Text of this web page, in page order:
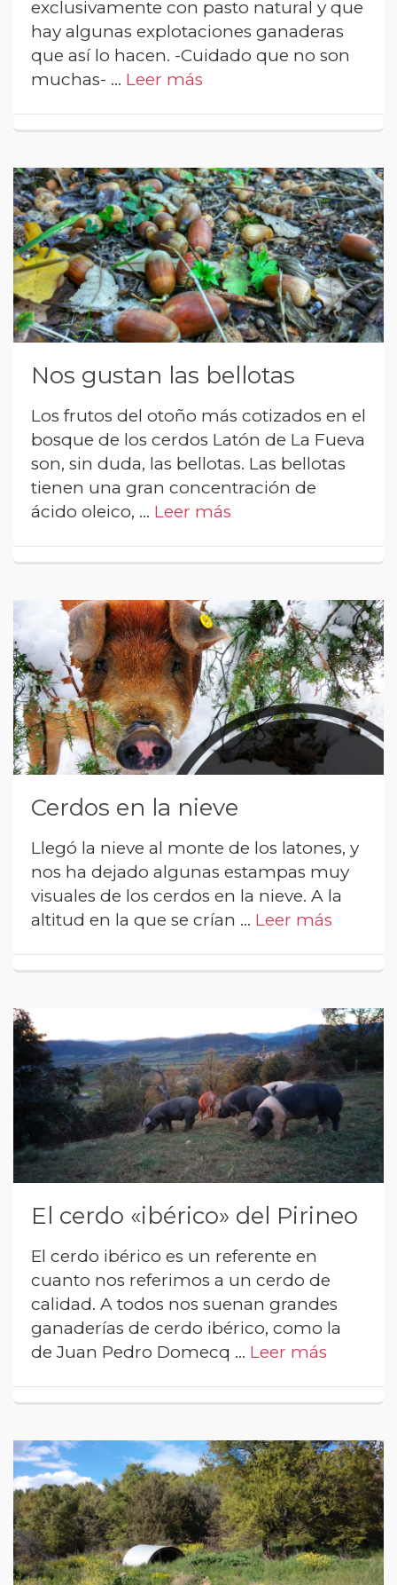
exclusivamente con pasto natural y que
hay algunas explotaciones ganaderas
que así lo hacen. -Cuidado que no son
muchas- … Leer más
Nos gustan las bellotas
Los frutos del otoño más cotizados en el
bosque de los cerdos Latón de La Fueva
son, sin duda, las bellotas. Las bellotas
tienen una gran concentración de
ácido oleico, … Leer más
Cerdos en la nieve
Llegó la nieve al monte de los latones, y
nos ha dejado algunas estampas muy
visuales de los cerdos en la nieve. A la
altitud en la que se crían … Leer más
El cerdo «ibérico» del Pirineo
El cerdo ibérico es un referente en
cuanto nos referimos a un cerdo de
calidad. A todos nos suenan grandes
ganaderías de cerdo ibérico, como la
de Juan Pedro Domecq … Leer más